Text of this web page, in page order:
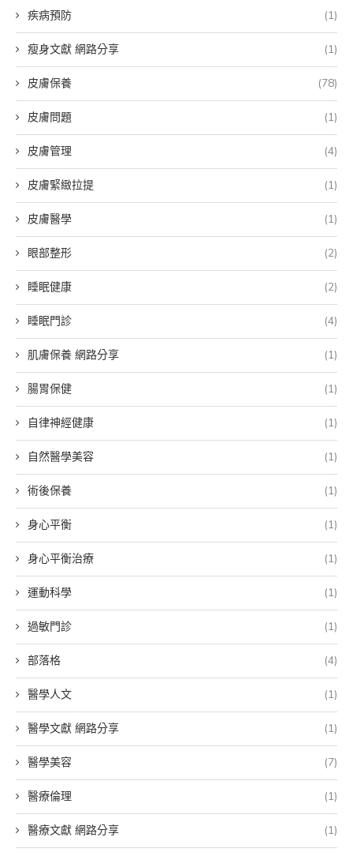
疾病預防 (1)
瘦身文獻 網路分享 (1)
皮膚保養 (78)
皮膚問題 (1)
皮膚管理 (4)
皮膚緊緻拉提 (1)
皮膚醫學 (1)
眼部整形 (2)
睡眠健康 (2)
睡眠門診 (4)
肌膚保養 網路分享 (1)
腸胃保健 (1)
自律神經健康 (1)
自然醫學美容 (1)
術後保養 (1)
身心平衡 (1)
身心平衡治療 (1)
運動科學 (1)
過敏門診 (1)
部落格 (4)
醫學人文 (1)
醫學文獻 網路分享 (1)
醫學美容 (7)
醫療倫理 (1)
醫療文獻 網路分享 (1)